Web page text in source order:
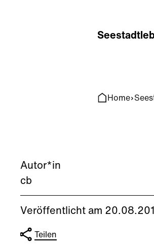
Seestadt
Home
Autor*in
cb
Veröffentlicht am
Teilen